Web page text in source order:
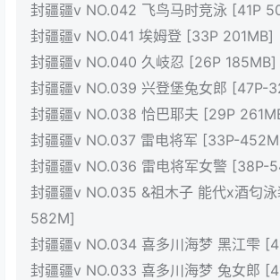
封疆疆v NO.042 飞鸟马时竞泳 [41P
封疆疆v NO.041 埃姆登 [33P 201MB]
封疆疆v NO.040 久岐忍 [26P 185MB]
封疆疆v NO.039 兴登堡兔女郎 [47P-
封疆疆v NO.038 恰巴耶夫 [29P
封疆疆v NO.037 雷电将军 [33P-
封疆疆v NO.036 雷电将军女警 [38P-
封疆疆v NO.035 &祖木子 能代x酒匂
582M]
封疆疆v NO.034 喜多川海梦 黑江雫
封疆疆v NO.033 喜多川海梦 兔女郎